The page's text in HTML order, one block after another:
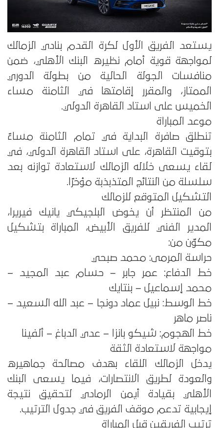
يستعد الفريق الأول لكرة القدم بنادي الزمالك
لمواجهة قوية أمام نظيره البنك الأهلي، ضمن
منافسات الجولة الحالية من بطولة الدوري
الممتاز، والمقرر إقامتها في الثامنة مساء
الخميس على استاد القاهرة الدولي.
موعد المباراة
تنطلق صافرة البداية في تمام الثامنة مساءً
بتوقيت القاهرة، على استاد القاهرة الدولي، في
لقاء يسعى خلاله الزمالك لاستعادة توازنه بعد
سلسلة من النتائج المتذبذبة مؤخرًا.
التشكيل المتوقع للزمالك
من المنتظر أن يخوض البلجيكي يانيك فيريرا،
المدير الفني للفريق الأبيض، المباراة بتشكيل
مكوّن من:
حراسة المرمى: محمد صبحي
خط الدفاع: عمر جابر – حسام عبد المجيد –
محمد إسماعيل – بنتايك
خط الوسط: نبيل عماد دونجا – عبد الله السعيد –
ناصر ماهر
خط الهجوم: شيكو بانزا – عدي الدباغ – ألفينا
مواجهة لاستعادة الثقة
يدخل الزمالك اللقاء بهدف مصالحة جماهيره
والعودة لطريق الانتصارات، فيما يسعى البنك
الأهلي بقيادة أيمن الرمادي لتحقيق نتيجة
إيجابية تدعم موقف الفريق في جدول الترتيب.
ترتيب الفريقين قبل المباراة